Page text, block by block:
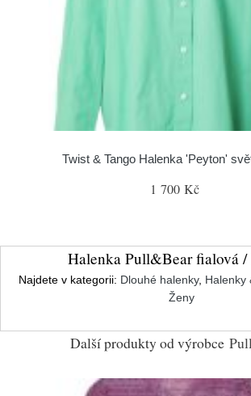
Twist & Tango Halenka 'Peyton'
1 700 Kč
Halenka Pull&Bear fialová /
Najdete v kategorii: Dlouhé halenky, Halenky
Ženy
Další produkty od výrobce